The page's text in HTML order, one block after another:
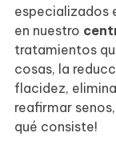
especializados
en nuestro
tratamientos
cosas, la
flacidez,
reafirmar
qué consiste!